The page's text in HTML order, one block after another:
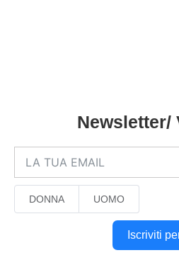
Newsletter/
DONNA UOMO
Iscriviti